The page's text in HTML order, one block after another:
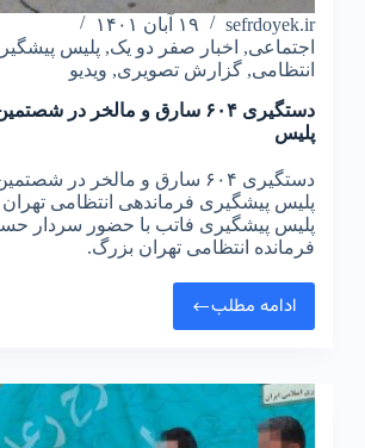
sefrdoyek.ir
۱۹ آبان ۱۴۰۱
اجتماعی, اخبار صفر دو یک, پلیس
انتظامی, گزارش تصویری, ویدیو
دستگیری ۶۰۴ سارق و مالخر در
پلیس
دستگیری ۶۰۴ سارق و مالخر در
پلیس پیشگیری فرماندهی انتظامی
پلیس پیشگیری فاتب با حضور سردار
فرمانده انتظامی تهران بزرگ.
ادامه مطلب
دستگیری
مالخر